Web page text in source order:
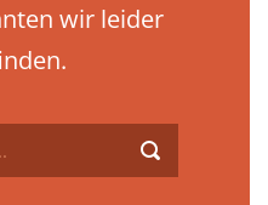
wir leider